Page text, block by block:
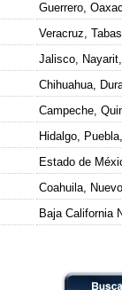
Guerrero,
Veracruz,
Jalisco,
Chihuahua,
Campeche,
Hidalgo,
Estado de
Coahuila,
Baja California